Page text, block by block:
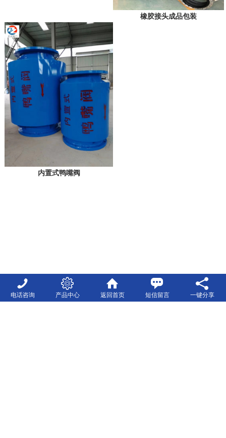
橡胶接头成品包装
内置式鸭嘴阀
电话咨询 产品中心 返回首页 短信留言 一键分享